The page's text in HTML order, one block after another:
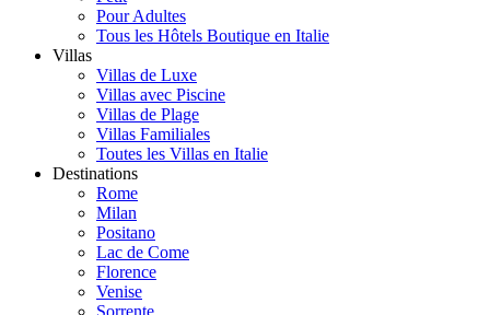
Pour Adultes
Tous les Hôtels Boutique en Italie
Villas
Villas de Luxe
Villas avec Piscine
Villas de Plage
Villas Familiales
Toutes les Villas en Italie
Destinations
Rome
Milan
Positano
Lac de Come
Florence
Venise
Sorrente